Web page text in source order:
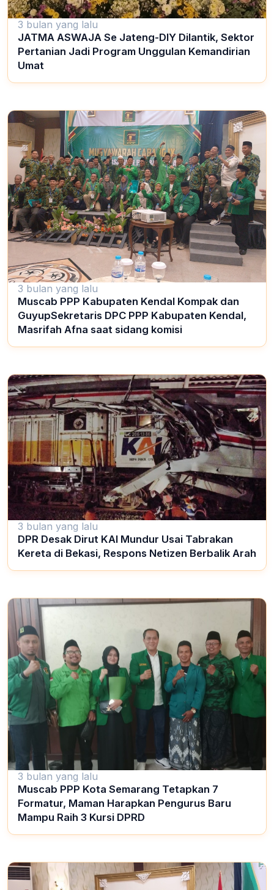
3 bulan yang lalu
JATMA ASWAJA Se Jateng-DIY Dilantik, Sektor
Pertanian Jadi Program Unggulan Kemandirian
Umat
3 bulan yang lalu
Muscab PPP Kabupaten Kendal Kompak dan
GuyupSekretaris DPC PPP Kabupaten Kendal,
Masrifah Afna saat sidang komisi
3 bulan yang lalu
DPR Desak Dirut KAI Mundur Usai Tabrakan
Kereta di Bekasi, Respons Netizen Berbalik Arah
3 bulan yang lalu
Muscab PPP Kota Semarang Tetapkan 7
Formatur, Maman Harapkan Pengurus Baru
Mampu Raih 3 Kursi DPRD